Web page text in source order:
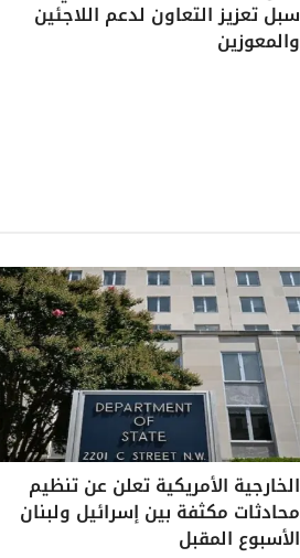
سبل تعزيز التعاون لدعم اللاجئين
والمعوزين
الخارجية الأمريكية تعلن عن تنظيم
محادثات مكثفة بين إسرائيل ولبنان
الأسبوع المقبل